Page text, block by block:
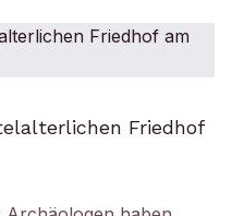
Friedhof